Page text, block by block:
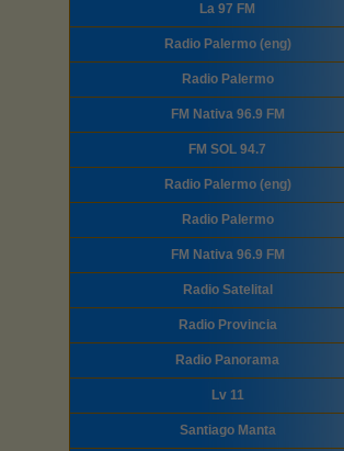
La 97 FM
Radio Palermo (eng)
Radio Palermo
FM Nativa 96.9 FM
FM SOL 94.7
Radio Palermo (eng)
Radio Palermo
FM Nativa 96.9 FM
Radio Satelital
Radio Provincia
Radio Panorama
Lv 11
Santiago Manta